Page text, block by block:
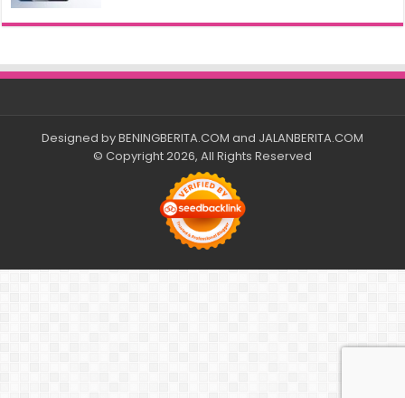
Designed byBENINGBERITA.COM and JALANBERITA.COM
© Copyright 2026, All Rights Reserved